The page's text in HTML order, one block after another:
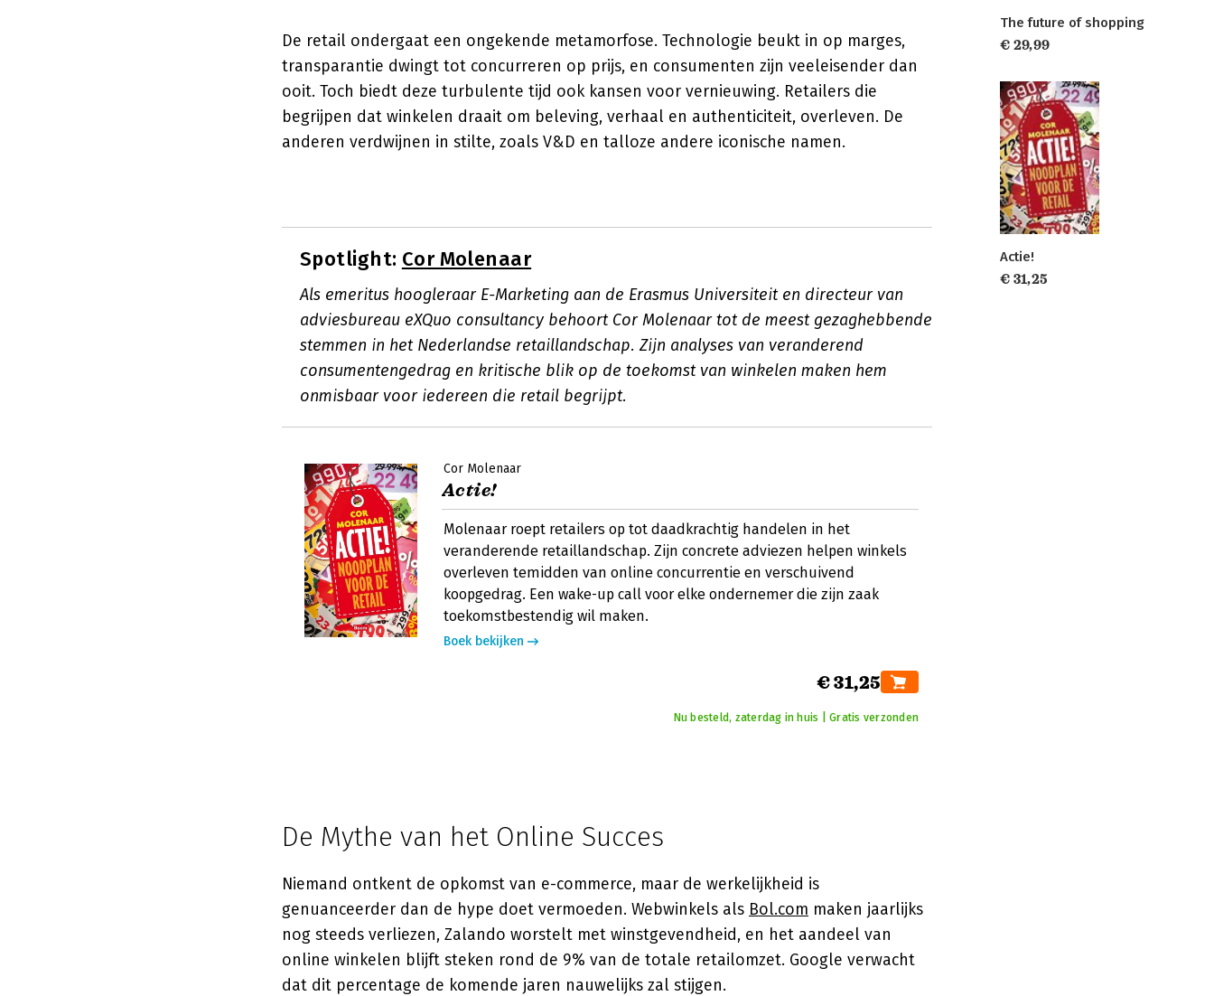
De retail ondergaat een ongekende metamorfose. Technologie beukt in op marges,
transparantie dwingt tot concurreren op prijs, en consumenten zijn veeleisender dan
ooit. Toch biedt deze turbulente tijd ook kansen voor vernieuwing. Retailers die
begrijpen dat winkelen draait om beleving, verhaal en authenticiteit, overleven. De
anderen verdwijnen in stilte, zoals V&D en talloze andere iconische namen.
Spotlight: Cor Molenaar
Als emeritus hoogleraar E-Marketing aan de Erasmus Universiteit en directeur van
adviesbureau eXQuo consultancy behoort Cor Molenaar tot de meest gezaghebbende
stemmen in het Nederlandse retaillandschap. Zijn analyses van veranderend
consumentengedrag en kritische blik op de toekomst van winkelen maken hem
onmisbaar voor iedereen die retail begrijpt.
Cor Molenaar
Actie!
Molenaar roept retailers op tot daadkrachtig handelen in het
veranderende retaillandschap. Zijn concrete adviezen helpen winkels
overleven temidden van online concurrentie en verschuivend
koopgedrag. Een wake-up call voor elke ondernemer die zijn zaak
toekomstbestendig wil maken.
Boek bekijken
€ 31,25
Nu besteld, zaterdag in huis | Gratis verzonden
De Mythe van het Online Succes
Niemand ontkent de opkomst van e-commerce, maar de werkelijkheid is
genuanceerder dan de hype doet vermoeden. Webwinkels als Bol.com maken jaarlijks
nog steeds verliezen, Zalando worstelt met winstgevendheid, en het aandeel van
online winkelen blijft steken rond de 9% van de totale retailomzet. Google verwacht
dat dit percentage de komende jaren nauwelijks zal stijgen.
The future of shopping
€ 29,99
Actie!
€ 31,25